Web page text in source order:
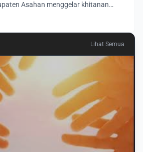
Asahan menggelar khitanan
Lihat Semua